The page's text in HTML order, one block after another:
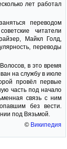
лет работал
переводом
читатели
Майкл Голд,
переводы
в это время
на службу в июле
провёл первые
часть под начало
связь с ним
без вести.
под Вязьмой.
© Википедия